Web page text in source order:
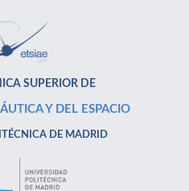
SUPERIOR DE
Y DEL ESPACIO
DE MADRID